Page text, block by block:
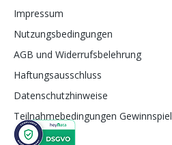
Impressum
Nutzungsbedingungen
AGB und Widerrufsbelehrung
Haftungsausschluss
Datenschutzhinweise
Teilnahmebedingungen Gewinnspiel